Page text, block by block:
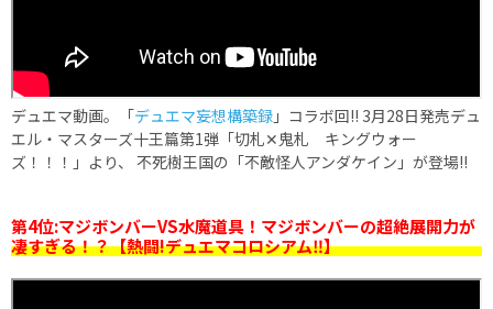
デュエマ動画。「デュエマ妄想構築録 」コラボ回!! 3月28日発売デュ
エル・マスターズ十王篇第1弾「切札✕鬼札 キングウォー
ズ！！！」より、 不死樹王国の「不敵怪人アンダケイン」が登場!!
第4位:マジボンバーVS水魔道具！マジボンバーの超絶展開力が
凄すぎる！？【熱闘!デュエマコロシアム‼︎】